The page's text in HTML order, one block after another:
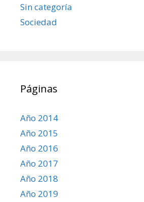
Sin categoría
Sociedad
Páginas
Año 2014
Año 2015
Año 2016
Año 2017
Año 2018
Año 2019